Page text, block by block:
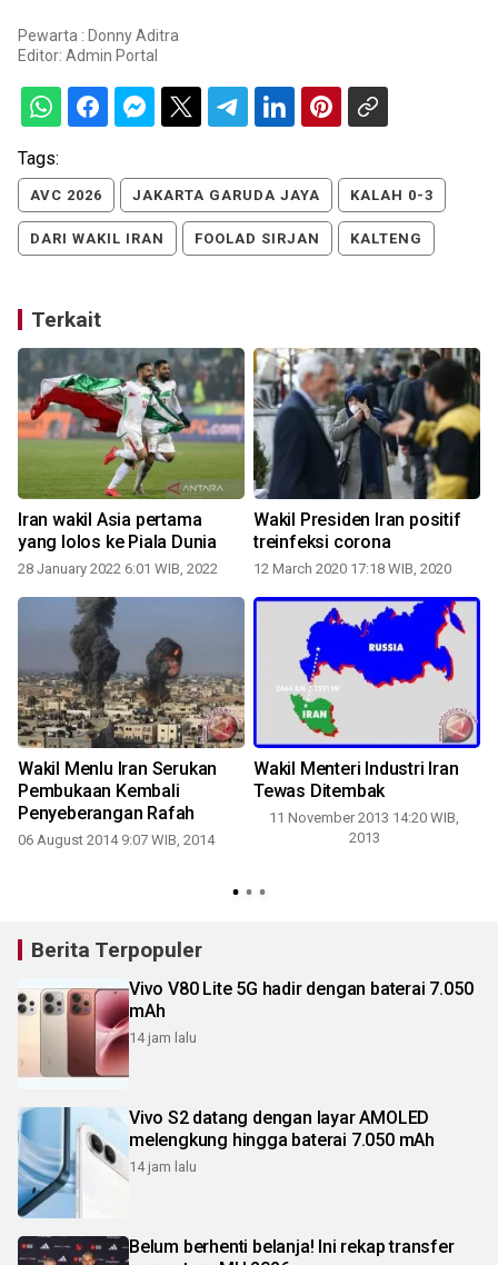
Pewarta : Donny Aditra
Editor: Admin Portal
Tags:
AVC 2026 JAKARTA GARUDA JAYA KALAH 0-3
DARI WAKIL IRAN FOOLAD SIRJAN KALTENG
Terkait
Iran wakil Asia pertama
yang lolos ke Piala Dunia
28 January 2022 6:01 WIB, 2022
Wakil Presiden Iran positif
treinfeksi corona
12 March 2020 17:18 WIB, 2020
Wakil Menlu Iran Serukan
Pembukaan Kembali
Penyeberangan Rafah
06 August 2014 9:07 WIB, 2014
Wakil Menteri Industri Iran
Tewas Ditembak
11 November 2013 14:20 WIB,
2013
Berita Terpopuler
Vivo V80 Lite 5G hadir dengan baterai 7.050
mAh
14 jam lalu
Vivo S2 datang dengan layar AMOLED
melengkung hingga baterai 7.050 mAh
14 jam lalu
Belum berhenti belanja! Ini rekap transfer